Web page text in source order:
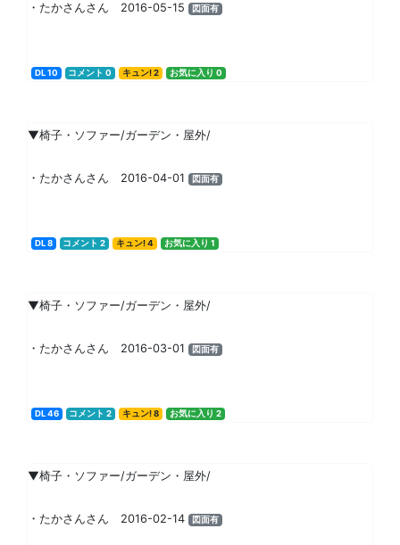
・たかさんさん 2016-05-15 図面有
DL 10 コメント 0 キュン! 2 お気に入り 0
▼椅子・ソファー/ガーデン・屋外/
・たかさんさん 2016-04-01 図面有
DL 8 コメント 2 キュン! 4 お気に入り 1
▼椅子・ソファー/ガーデン・屋外/
・たかさんさん 2016-03-01 図面有
DL 46 コメント 2 キュン! 8 お気に入り 2
▼椅子・ソファー/ガーデン・屋外/
・たかさんさん 2016-02-14 図面有